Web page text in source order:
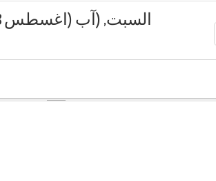
السبت, (آب (اغسطس 8, 2026